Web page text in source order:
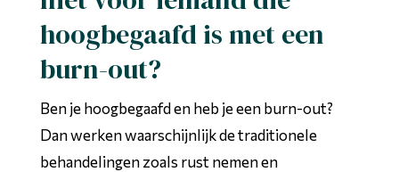
hoogbegaafd is met een
burn-out?
Ben je hoogbegaafd en heb je een burn-out?
Dan werken waarschijnlijk de traditionele
behandelingen zoals rust nemen en